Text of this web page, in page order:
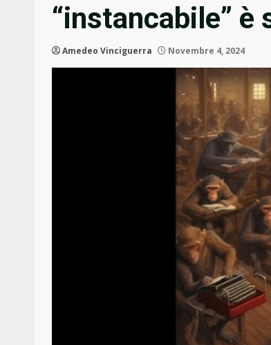
“instancabile” è
Amedeo Vinciguerra Novembre 4, 2024